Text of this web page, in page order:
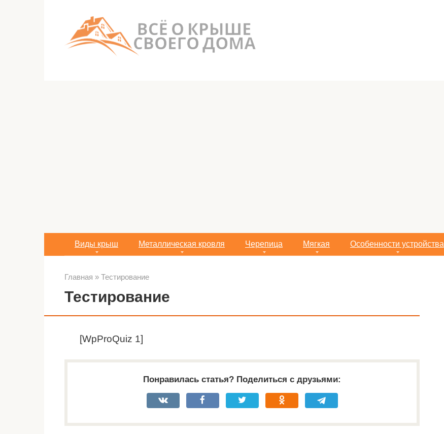
Виды крыш Металлическая кровля Черепица Мягкая Особенности устройства
Главная » Тестирование
Тестирование
[WpProQuiz 1]
Понравилась статья? Поделиться с друзьями: